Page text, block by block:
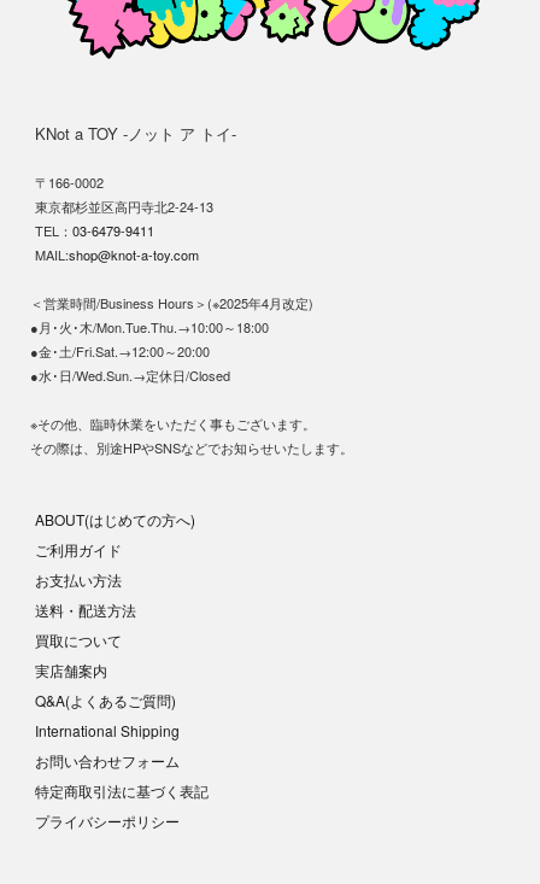
KNot a TOY -ノット ア トイ-
〒166-0002
東京都杉並区高円寺北2-24-13
TEL： 03-6479-9411
MAIL:shop@knot-a-toy.com
＜営業時間/Business Hours＞(※2025年4月改定)
●月･火･木/Mon.Tue.Thu.→10:00～18:00
●金･土/Fri.Sat.→12:00～20:00
●水･日/Wed.Sun.→定休日/Closed
※その他、臨時休業をいただく事もございます。
その際は、別途HPやSNSなどでお知らせいたします。
ABOUT(はじめての方へ)
ご利用ガイド
お支払い方法
送料・配送方法
買取について
実店舗案内
Q&A(よくあるご質問)
International Shipping
お問い合わせフォーム
特定商取引法に基づく表記
プライバシーポリシー